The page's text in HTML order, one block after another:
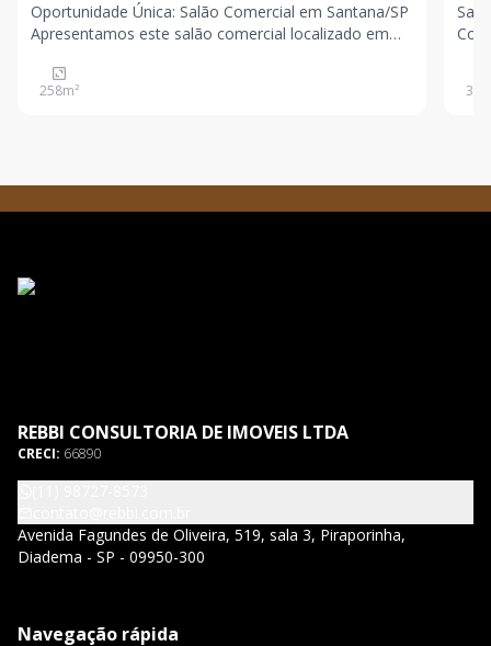
Oportunidade Única: Salão Comercial em Santana/SP
Apresentamos este salão comercial localizado em
movimentados de São Paulo. Com uma área
construída de 516m², este imóvel oferece uma
258m² 313
REBBI CONSULTORIA DE IMOVEIS LTDA
CRECI: 66890
Avenida Fagundes de Oliveira, 519, sala 3, Piraporinha,
Diadema - SP - 09950-300
Navegação rápida